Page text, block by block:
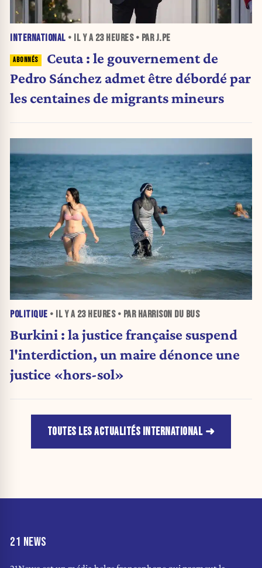
INTERNATIONAL • IL Y A 23 HEURES• PAR J.PE
Ceuta : le gouvernement de
Pedro Sánchez admet être débordé par
les centaines de migrants mineurs
POLITIQUE • IL Y A 23 HEURES• PAR HARRISON DU BUS
Burkini : la justice française suspend
l'interdiction, un maire dénonce une
justice «hors-sol»
TOUTES LES ACTUALITÉS INTERNATIONAL
21 NEWS